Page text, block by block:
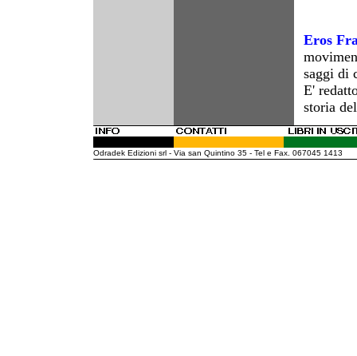
Eros
saggi di
E'
storia
Odradek Edizioni srl - Via san Quintino 35 - Tel e Fax. 067045 1413